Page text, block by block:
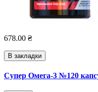
678.00 ₴
В закладки
Супер Омега-3 №120